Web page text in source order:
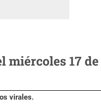
miércoles 17 de
virales.